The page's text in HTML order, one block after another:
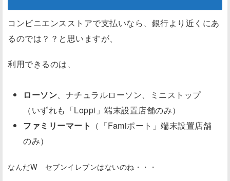
コンビニエンスストアで支払いなら、銀行より近くにあ
るのでは？？と思いますが、
利用できるのは、
ローソン、ナチュラルローソン、ミニストップ
（いずれも「Loppi」端末設置店舗のみ）
ファミリーマート （「Famiポート」端末設置店舗
のみ）
なんだW セブンイレブンはないのね・・・